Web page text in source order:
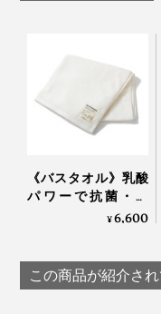
《バスタオル》乳酸
パワーで抗菌・防
臭、スタイリスト監
EARTH
¥6,600
この商品が紹介さ